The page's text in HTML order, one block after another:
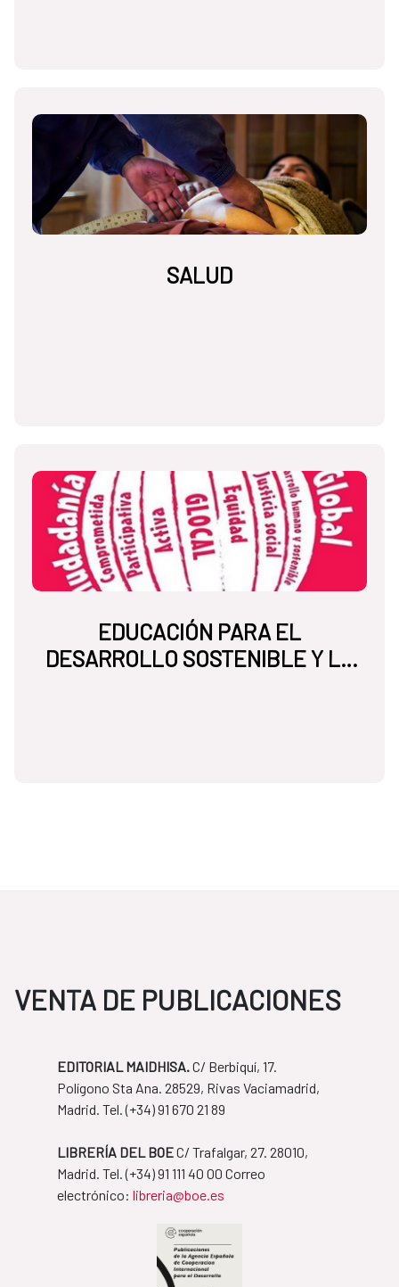
SALUD
EDUCACIÓN PARA EL
DESARROLLO SOSTENIBLE Y LA
VENTA DE PUBLICACIONES
EDITORIAL MAIDHISA.C/ Berbiquí, 17.
Polígono Sta Ana. 28529, Rivas Vaciamadrid,
Madrid. Tel. ​(+34) 91 670 21 89
LIBRERÍA DEL BOEC/ Trafalgar, 27. 28010,
Madrid. Tel. ​(+34) 91 111 40 00 Correo
​​​​​​​electrónico: libreria@boe.es